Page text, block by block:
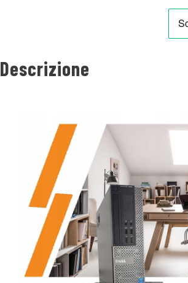
Descrizione